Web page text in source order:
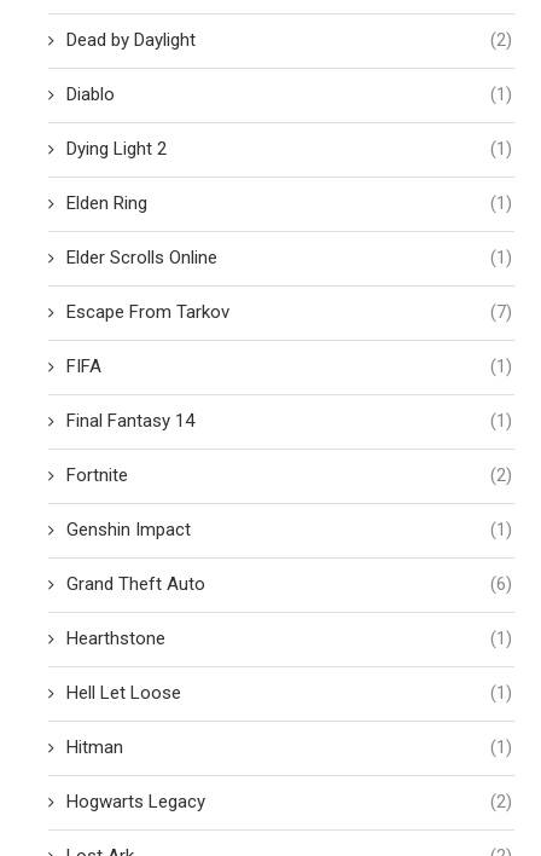
Dead by Daylight (2)
Diablo (1)
Dying Light 2 (1)
Elden Ring (1)
Elder Scrolls Online (1)
Escape From Tarkov (7)
FIFA (1)
Final Fantasy 14 (1)
Fortnite (2)
Genshin Impact (1)
Grand Theft Auto (6)
Hearthstone (1)
Hell Let Loose (1)
Hitman (1)
Hogwarts Legacy (2)